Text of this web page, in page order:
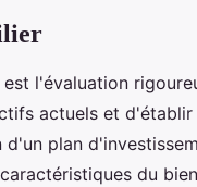
l'évaluation
actuels et d'établir
plan
du